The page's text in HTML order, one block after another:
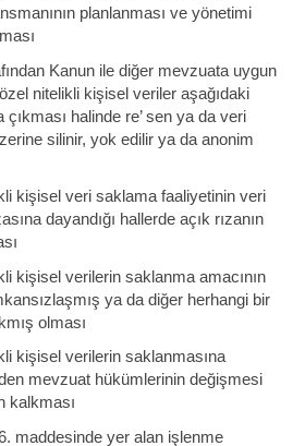
planlanması ve yönetimi
Kanun ile diğer mevzuata uygun
nitelikli kişisel veriler aşağıdaki
halinde re’ sen ya da veri
silinir, yok edilir ya da anonim
veri saklama faaliyetinin veri
dayandığı hallerde açık rızanın
verilerin saklanma amacının
ya da diğer herhangi bir
olması
verilerin saklanmasına
mevzuat hükümlerinin değişmesi
kalkması
yer alan işlenme